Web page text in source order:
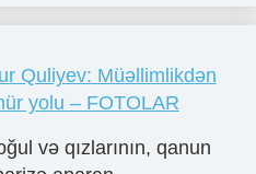
Quliyev: Müəllimlikdən
yolu – FOTOLAR
və qızlarının, qanun